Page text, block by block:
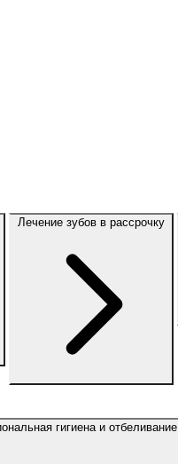
Лечение зубов в рассрочку
гигиена и отбеливание